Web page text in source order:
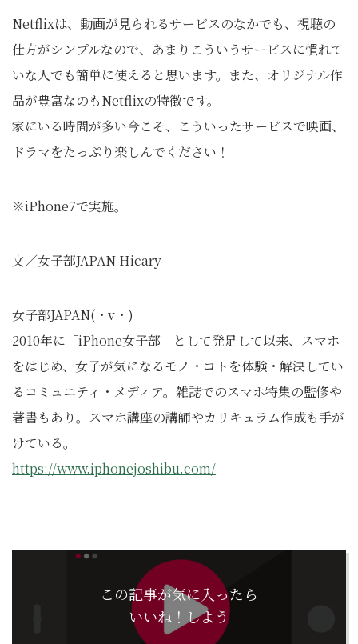
Netflixは、動画が見られるサービスのなかでも、視聴の
仕方がシンプルなので、あまりこういうサービスに慣れて
いな人でも簡単に使えると思います。また、オリジナル作
品が豊富なのもNetflixの特徴です。
家にいる時間が多い今こそ、こういったサービスで映画、
ドラマをたっぷり楽しんでください！
※iPhone7で実施。
文／女子部JAPAN Hicary
女子部JAPAN(・v・)
2010年に「iPhone女子部」として発足して以来、スマホ
をはじめ、女子が気になるモノ・コトを体験・解決してい
るコミュニティ・メディア。雑誌でのスマホ特集の監修や
著書もあり。スマホ講座の講師やカリキュラム作成も手が
けている。
https://www.iphonejoshibu.com/
この記事が気に入ったら
いいね！しよう